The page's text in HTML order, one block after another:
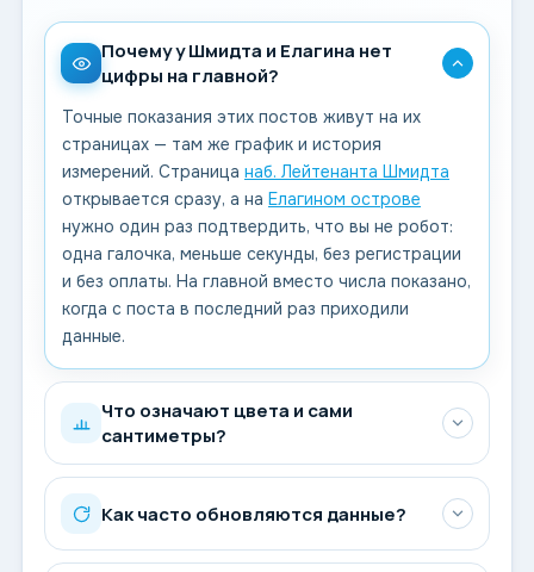
Почему у Шмидта и Елагина нет
цифры на главной?
Точные показания этих постов живут на их
страницах — там же график и история
измерений. Страница наб. Лейтенанта Шмидта
открывается сразу, а на Елагином острове
нужно один раз подтвердить, что вы не робот:
одна галочка, меньше секунды, без регистрации
и без оплаты. На главной вместо числа показано,
когда с поста в последний раз приходили
данные.
Что означают цвета и сами
сантиметры?
Как часто обновляются данные?